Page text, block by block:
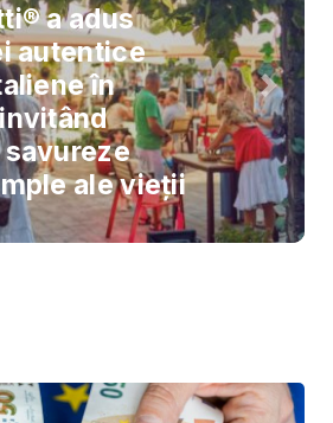
a adus
autentice
în
ale vieții